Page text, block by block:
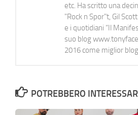
etc. Ha scritto una
"Rock n Spor"t, Gil
e i quotidiani “Il
suo blog
2016 come miglior
POTREBBERO